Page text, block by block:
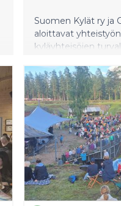
Suomen Kylät ry ja
aloittavat
kyläyhteisöjen
mahdollistaa
mikä vahvistaa
yksinäisyyttä.
kyläyhteisöjä
välineenä, joka
tarjoamista ja